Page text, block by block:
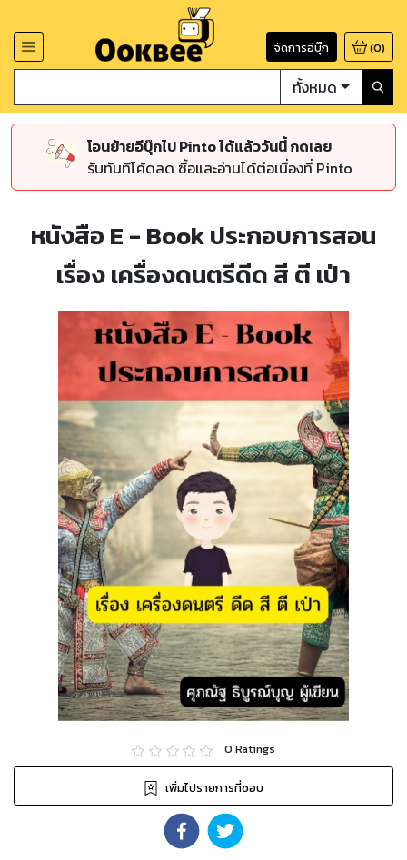
จัดการอีบุ๊ก (0)
ทั้งหมด
โอนย้ายอีบุ๊กไป Pinto ได้แล้ววันนี้ กดเลย
รับทันทีโค้ดลด ซื้อและอ่านได้ต่อเนื่องที่ Pinto
หนังสือ E - Book ประกอบการสอน
เรื่อง เครื่องดนตรีดีด สี ตี เป่า
0 Ratings
เพิ่มไปรายการที่ชอบ